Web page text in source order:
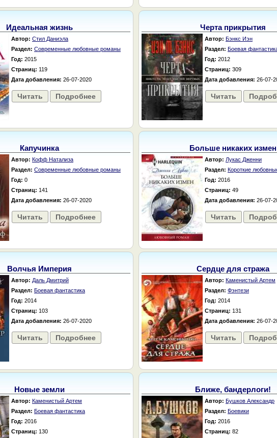
Идеальная жизнь
Автор: Стил Даниэла
Раздел: Современные любовные романы
Год: 2015
Страниц: 119
Дата добавления: 26-07-2020
Читать Подробнее
Черта прикрытия
Автор: Бэнкс Иэн
Раздел: Боевая
Год: 2012
Страниц: 309
Дата добавления: 26-07-
Читать
Капучинка
Автор: Кофф Натализа
Раздел: Современные любовные романы
Год: 0
Страниц: 141
Дата добавления: 26-07-2020
Читать Подробнее
Больше никаких измен
Автор: Лукас Дженни
Раздел: Короткие
Год: 2016
Страниц: 49
Дата добавления: 26-07-
Читать
Волчья Империя
Автор: Даль Дмитрий
Раздел: Боевая фантастика
Год: 2014
Страниц: 103
Дата добавления: 26-07-2020
Читать Подробнее
Сердце для стража
Автор: Каменистый Артем
Раздел: Фэнтези
Год: 2014
Страниц: 131
Дата добавления: 26-07-
Читать
Новые земли
Автор: Каменистый Артем
Раздел: Боевая фантастика
Год: 2016
Страниц: 130
Ближе, бандерлоги!
Автор: Бушков Александр
Раздел: Боевики
Год: 2016
Страниц: 82